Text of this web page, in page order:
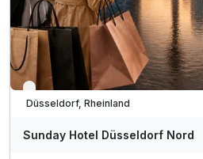
Verfügbar bis Dezember
Düsseldorf, Rheinland
Sunday Hotel Düsseldorf Nord